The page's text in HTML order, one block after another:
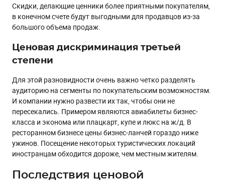
Скидки, делающие ценники более приятными покупателям,
в конечном счете будут выгодными для продавцов из-за
большого объема продаж.
Ценовая дискриминация третьей
степени
Для этой разновидности очень важно четко разделять
аудиторию на сегменты по покупательским возможностям.
И компании нужно развести их так, чтобы они не
пересекались. Примером являются авиабилеты бизнес-
класса и эконома или плацкарт, купе и люкс на ж/д. В
ресторанном бизнесе цены бизнес-ланчей гораздо ниже
ужинов. Посещение некоторых туристических локаций
иностранцам обходится дороже, чем местным жителям.
Последствия ценовой